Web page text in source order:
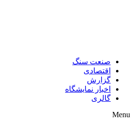
صنعت سنگ
اقتصادی
گزارش
اخبار نمایشگاه
گالری
Menu